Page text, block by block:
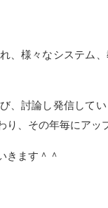
、様々なシステム
討論し発信して
、その年毎にアッ
きます＾＾